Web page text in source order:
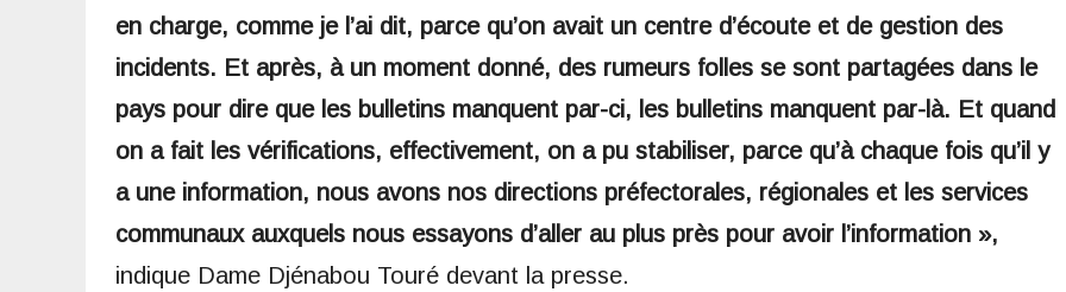
en charge, comme je l’ai dit, parce qu’on avait un centre d’écoute et de gestion des
incidents. Et après, à un moment donné, des rumeurs folles se sont partagées dans le
pays pour dire que les bulletins manquent par-ci, les bulletins manquent par-là. Et quand
on a fait les vérifications, effectivement, on a pu stabiliser, parce qu’à chaque fois qu’il y
a une information, nous avons nos directions préfectorales, régionales et les services
communaux auxquels nous essayons d’aller au plus près pour avoir l’information »,
indique Dame Djénabou Touré devant la presse.